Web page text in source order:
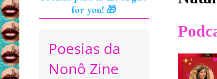
for you! 🎁
Poesias da
Nonô Zine